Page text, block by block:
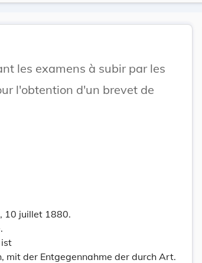
les examens à subir par les
l'obtention d'un brevet de
10 juillet 1880.
ist
mit der Entgegennahme der durch Art.